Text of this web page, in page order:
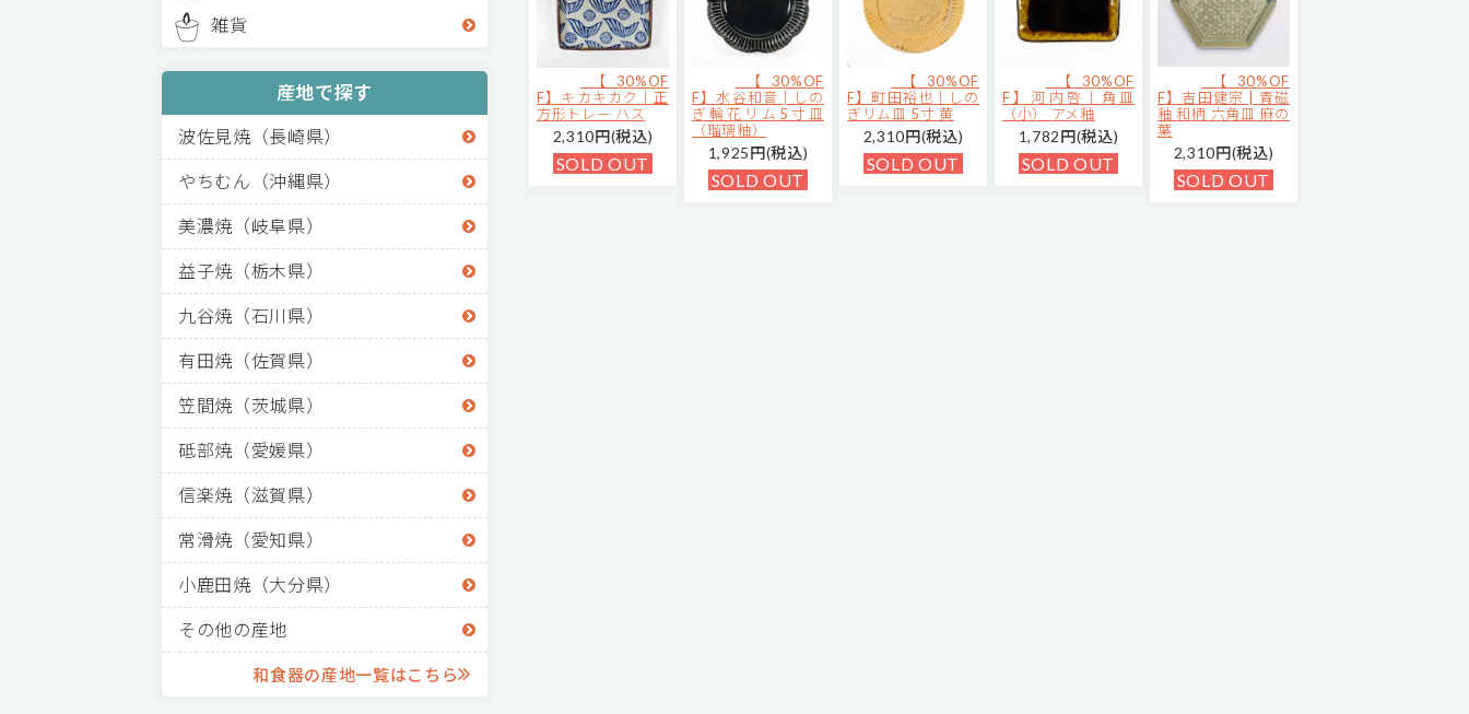
雑貨
産地で探す
波佐見焼（長崎県）
やちむん（沖縄県）
美濃焼（岐阜県）
益子焼（栃木県）
九谷焼（石川県）
有田焼（佐賀県）
笠間焼（茨城県）
砥部焼（愛媛県）
信楽焼（滋賀県）
常滑焼（愛知県）
小鹿田焼（大分県）
その他の産地
和食器の産地一覧はこちら
【30%OF
F】キカキカク｜正
方形トレー ハス
2,310円(税込)
SOLD OUT
【30%OF
F】水谷和音│しの
ぎ輪花リム5寸皿
（瑠璃釉）
1,925円(税込)
SOLD OUT
【30%OF
F】町田裕也｜しの
ぎリム皿 5寸 黄
2,310円(税込)
SOLD OUT
【30%OF
F】河内啓｜角皿
（小） アメ釉
1,782円(税込)
SOLD OUT
【30%OF
F】吉田健宗 | 青磁
釉 和柄 六角皿 麻の
葉
2,310円(税込)
SOLD OUT